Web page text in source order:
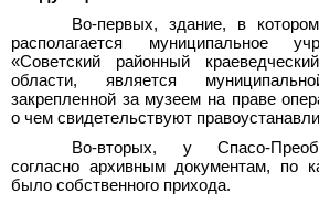
Во-первых, здание, в
располагается муниципальное
«Советский районный
области, является
закрепленной за музеем на праве
о чем свидетельствуют
Во-вторых, у Спасо-
согласно архивным документам, по
было собственного прихода.